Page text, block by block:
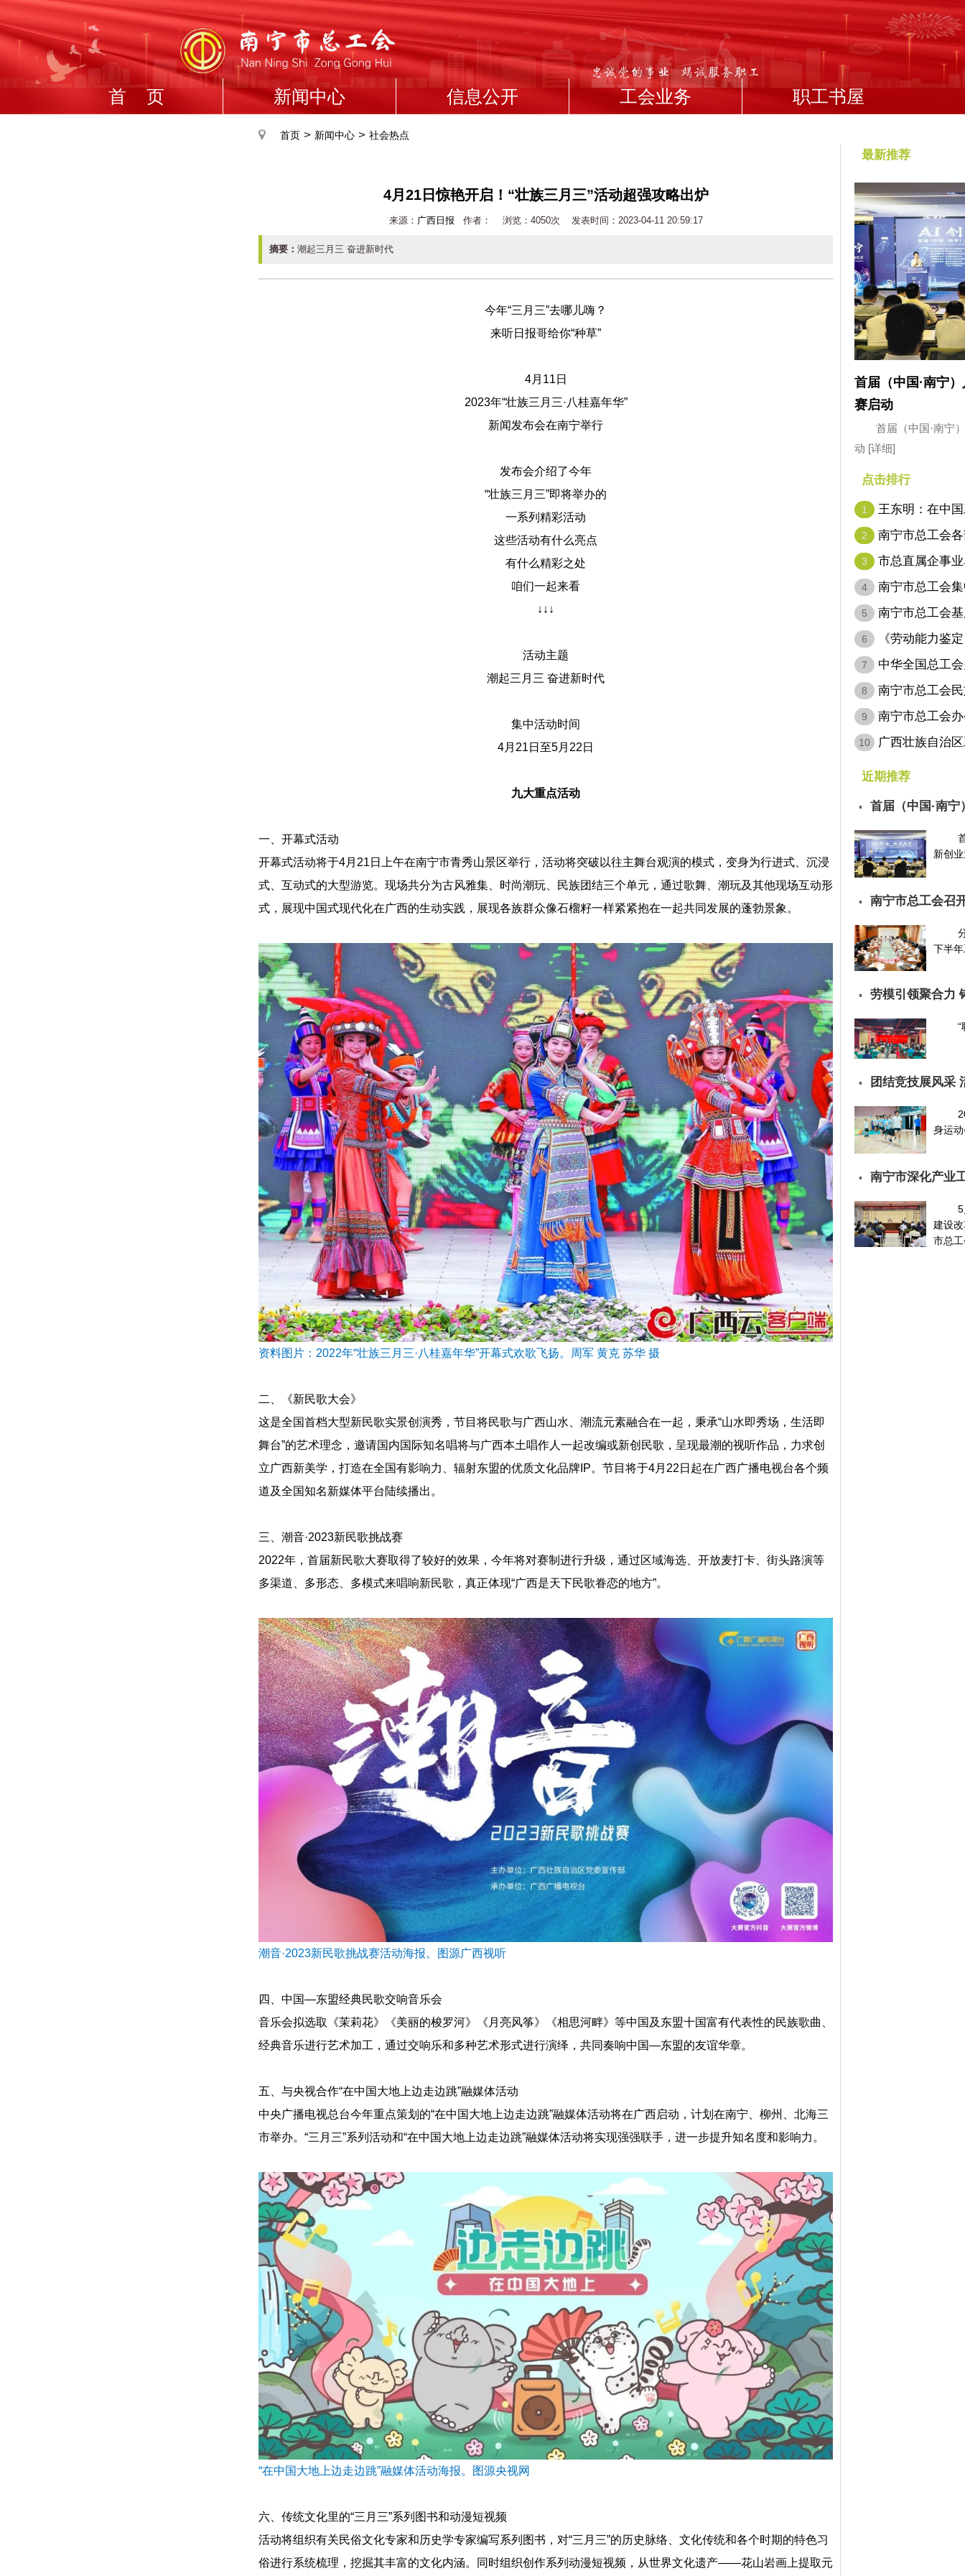
首 页 新闻中心 信息公开 工会业务 职工书屋
首页 > 新闻中心 > 社会热点
4月21日惊艳开启！“壮族三月三”活动超强攻略出炉
来源： 广西日报 作者： 浏览： 4050次 发表时间：2023-04-11 20:59:17
摘要： 潮起三月三 奋进新时代
今年“三月三”去哪儿嗨？
来听日报哥给你“种草”
4月11日
2023年“壮族三月三·八桂嘉年华”
新闻发布会在南宁举行
发布会介绍了今年
“壮族三月三”即将举办的
一系列精彩活动
这些活动有什么亮点
有什么精彩之处
咱们一起来看
↓↓↓
活动主题
潮起三月三 奋进新时代
集中活动时间
4月21日至5月22日
九大重点活动
一、开幕式活动
开幕式活动将于4月21日上午在南宁市青秀山景区举行，活动将突破以往主舞台观演的模式，变身为行进式、沉浸
式、互动式的大型游览。现场共分为古风雅集、时尚潮玩、民族团结三个单元，通过歌舞、潮玩及其他现场互动形
式，展现中国式现代化在广西的生动实践，展现各族群众像石榴籽一样紧紧抱在一起共同发展的蓬勃景象。
资料图片：2022年“壮族三月三·八桂嘉年华”开幕式欢歌飞扬。周军 黄克 苏华 摄
二、《新民歌大会》
这是全国首档大型新民歌实景创演秀，节目将民歌与广西山水、潮流元素融合在一起，秉承“山水即秀场，生活即
舞台”的艺术理念，邀请国内国际知名唱将与广西本土唱作人一起改编或新创民歌，呈现最潮的视听作品，力求创
立广西新美学，打造在全国有影响力、辐射东盟的优质文化品牌IP。节目将于4月22日起在广西广播电视台各个频
道及全国知名新媒体平台陆续播出。
三、潮音·2023新民歌挑战赛
2022年，首届新民歌大赛取得了较好的效果，今年将对赛制进行升级，通过区域海选、开放麦打卡、街头路演等
多渠道、多形态、多模式来唱响新民歌，真正体现“广西是天下民歌眷恋的地方”。
潮音·2023新民歌挑战赛活动海报。图源广西视听
四、中国—东盟经典民歌交响音乐会
音乐会拟选取《茉莉花》《美丽的梭罗河》《月亮风筝》《相思河畔》等中国及东盟十国富有代表性的民族歌曲、
经典音乐进行艺术加工，通过交响乐和多种艺术形式进行演绎，共同奏响中国—东盟的友谊华章。
五、与央视合作“在中国大地上边走边跳”融媒体活动
中央广播电视总台今年重点策划的“在中国大地上边走边跳”融媒体活动将在广西启动，计划在南宁、柳州、北海三
市举办。“三月三”系列活动和“在中国大地上边走边跳”融媒体活动将实现强强联手，进一步提升知名度和影响力。
“在中国大地上边走边跳”融媒体活动海报。图源央视网
六、传统文化里的“三月三”系列图书和动漫短视频
活动将组织有关民俗文化专家和历史学专家编写系列图书，对“三月三”的历史脉络、文化传统和各个时期的特色习
俗进行系统梳理，挖掘其丰富的文化内涵。同时组织创作系列动漫短视频，从世界文化遗产——花山岩画上提取元
最新推荐
首届（中国·南宁
赛启动
首届（中国·南宁
动 [详细]
点击排行
1
王东明：在中
代表…
2 南宁市总工会
3 市总直属企事
4 南宁市总工会
5
南宁市总工会
名…
6
《劳动能力鉴
病…
7
中华全国总工
会…
8 南宁市总工会
9
南宁市总工会
层…
10
广西壮族自治
定…
近期推荐
▪
首届（中国·南
请…
新创
▪ 南宁市总工会召
下半
▪ 劳模引领聚合力
“
▪ 团结竞技展风
身运
▪ 南宁市深化产业
建设
市总